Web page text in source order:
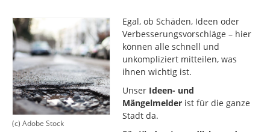
(c) Adobe Stock
Egal, ob Schäden, Ideen oder
Verbesserungsvorschläge – hier
können alle schnell und
unkompliziert mitteilen, was
ihnen wichtig ist.
Unser Ideen- und
Mängelmelder ist für die ganze
Stadt da.